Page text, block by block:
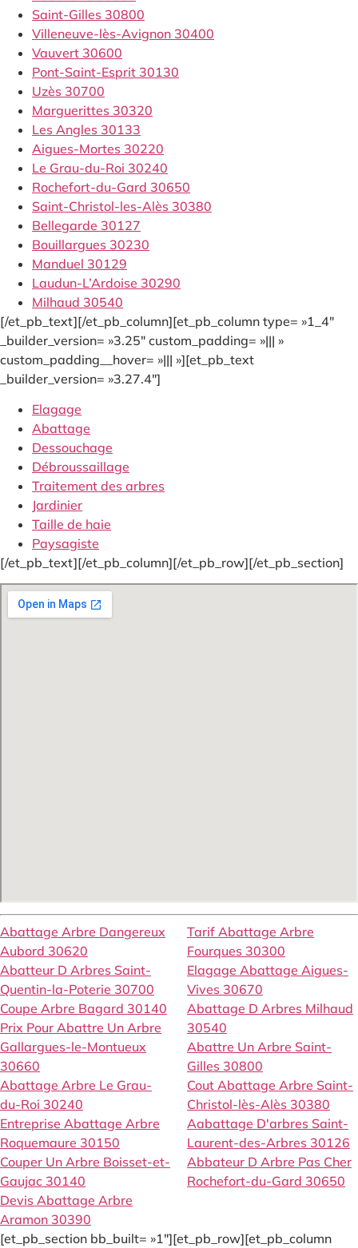
Saint-Gilles 30800
Villeneuve-lès-Avignon 30400
Vauvert 30600
Pont-Saint-Esprit 30130
Uzès 30700
Marguerittes 30320
Les Angles 30133
Aigues-Mortes 30220
Le Grau-du-Roi 30240
Rochefort-du-Gard 30650
Saint-Christol-les-Alès 30380
Bellegarde 30127
Bouillargues 30230
Manduel 30129
Laudun-L’Ardoise 30290
Milhaud 30540
[/et_pb_text][/et_pb_column][et_pb_column type= »1_4″
_builder_version= »3.25″ custom_padding= »||| »
custom_padding__hover= »||| »][et_pb_text
_builder_version= »3.27.4″]
Elagage
Abattage
Dessouchage
Débroussaillage
Traitement des arbres
Jardinier
Taille de haie
Paysagiste
[/et_pb_text][/et_pb_column][/et_pb_row][/et_pb_section]
Abattage Arbre Dangereux
Aubord 30620
Abatteur D Arbres Saint-
Quentin-la-Poterie 30700
Coupe Arbre Bagard 30140
Prix Pour Abattre Un Arbre
Gallargues-le-Montueux
30660
Abattage Arbre Le Grau-
du-Roi 30240
Entreprise Abattage Arbre
Roquemaure 30150
Couper Un Arbre Boisset-et-
Gaujac 30140
Devis Abattage Arbre
Aramon 30390
Tarif Abattage Arbre
Fourques 30300
Elagage Abattage Aigues-
Vives 30670
Abattage D Arbres Milhaud
30540
Abattre Un Arbre Saint-
Gilles 30800
Cout Abattage Arbre Saint-
Christol-lès-Alès 30380
Aabattage D'arbres Saint-
Laurent-des-Arbres 30126
Abbateur D Arbre Pas Cher
Rochefort-du-Gard 30650
[et_pb_section bb_built= »1″][et_pb_row][et_pb_column